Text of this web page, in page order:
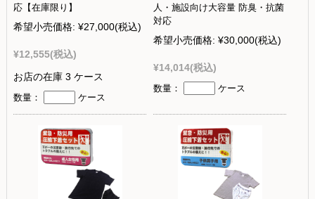
応【在庫限り】
希望小売価格: ¥27,000(税込)
¥12,555(税込)
お店の在庫 3 ケース
数量： ケース
人・施設向け大容量 防臭・抗菌
対応
希望小売価格: ¥30,000(税込)
¥14,014(税込)
数量： ケース